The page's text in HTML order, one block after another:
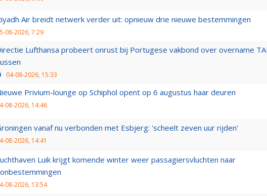
Air breidt netwerk verder uit: opnieuw drie nieuwe bestemmingen
08-2026, 7:29
Lufthansa probeert onrust bij Portugese vakbond over overname
04-08-2026, 15:33
Privium-lounge op Schiphol opent op 6 augustus haar deuren
08-2026, 14:46
vanaf nu verbonden met Esbjerg: 'scheelt zeven uur rijden'
08-2026, 14:41
Luik krijgt komende winter weer passagiersvluchten naar
08-2026, 13:54